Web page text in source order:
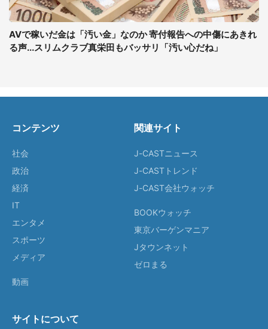
AVで稼いだ金は「汚い金」なのか 寄付報告への中傷にあきれ
る声...スリムクラブ真栄田もバッサリ「汚い心だね」
コンテンツ
社会
政治
経済
IT
エンタメ
スポーツ
メディア
動画
関連サイト
J-CASTニュース
J-CASTトレンド
J-CAST会社ウォッチ
BOOKウォッチ
東京バーゲンマニア
Jタウンネット
ゼロまる
サイトについて